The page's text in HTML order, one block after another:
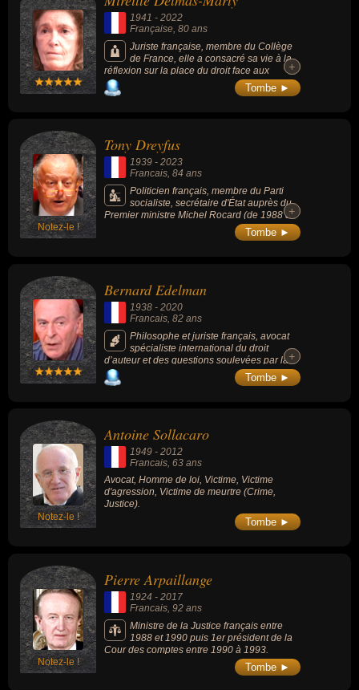
1941 - 2022
Française , 80 ans
Juriste française, membre du Collège
de France, elle a consacré sa vie à la
réflexion sur la place du droit face aux
transformations du monde contemporain,
avec un regard incisif et profondément
+
+
Tombe ►
Notez-le !
Tony Dreyfus
1939 - 2023
Francais, 84 ans
Politicien français, membre du Parti
socialiste, secrétaire d'État auprès du
Premier ministre Michel Rocard (de 1988 à
1991), maire du 10e arrondissement de
Paris (de 1995 à 2008) et député de la 5e
+
+
Tombe ►
Bernard Edelman
1938 - 2020
Francais, 82 ans
Philosophe et juriste français, avocat
spécialiste international du droit
d’auteur et des questions soulevées par la
propriété intellectuelle, il est aussi l’auteur
d’une œuvre importante installée à la
+
+
Tombe ►
Notez-le !
Antoine Sollacaro
1949 - 2012
Francais, 63 ans
Avocat, Homme de loi, Victime, Victime
d'agression, Victime de meurtre (Crime,
Justice).
Tombe ►
Notez-le !
Pierre Arpaillange
1924 - 2017
Francais, 92 ans
Ministre de la Justice français entre
1988 et 1990 puis 1er président de la
Cour des comptes entre 1990 à 1993.
Tombe ►